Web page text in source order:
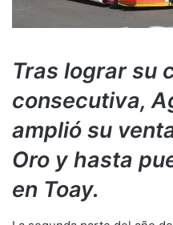
Tras lograr su
consecutiva,
amplió su
Oro y hasta
en Toay.